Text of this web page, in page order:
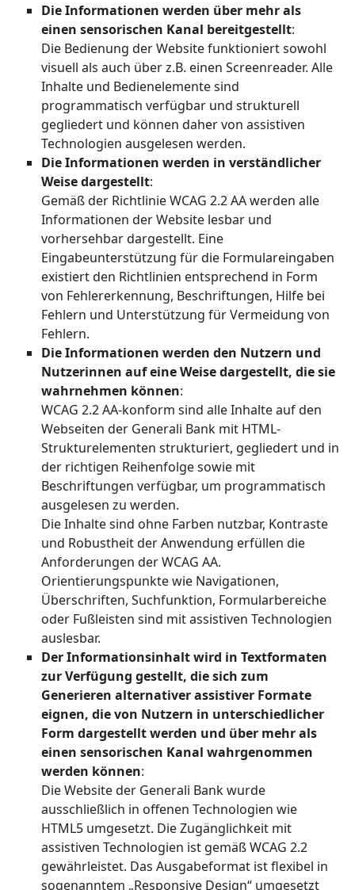
Die Informationen werden über mehr als
einen sensorischen Kanal bereitgestellt:
Die Bedienung der Website funktioniert sowohl
visuell als auch über z.B. einen Screenreader. Alle
Inhalte und Bedienelemente sind
programmatisch verfügbar und strukturell
gegliedert und können daher von assistiven
Technologien ausgelesen werden.
Die Informationen werden in verständlicher
Weise dargestellt:
Gemäß der Richtlinie WCAG 2.2 AA werden alle
Informationen der Website lesbar und
vorhersehbar dargestellt. Eine
Eingabeunterstützung für die Formulareingaben
existiert den Richtlinien entsprechend in Form
von Fehlererkennung, Beschriftungen, Hilfe bei
Fehlern und Unterstützung für Vermeidung von
Fehlern.
Die Informationen werden den Nutzern und
Nutzerinnen auf eine Weise dargestellt, die sie
wahrnehmen können:
WCAG 2.2 AA-konform sind alle Inhalte auf den
Webseiten der Generali Bank mit HTML-
Strukturelementen strukturiert, gegliedert und in
der richtigen Reihenfolge sowie mit
Beschriftungen verfügbar, um programmatisch
ausgelesen zu werden.
Die Inhalte sind ohne Farben nutzbar, Kontraste
und Robustheit der Anwendung erfüllen die
Anforderungen der WCAG AA.
Orientierungspunkte wie Navigationen,
Überschriften, Suchfunktion, Formularbereiche
oder Fußleisten sind mit assistiven Technologien
auslesbar.
Der Informationsinhalt wird in Textformaten
zur Verfügung gestellt, die sich zum
Generieren alternativer assistiver Formate
eignen, die von Nutzern in unterschiedlicher
Form dargestellt werden und über mehr als
einen sensorischen Kanal wahrgenommen
werden können:
Die Website der Generali Bank wurde
ausschließlich in offenen Technologien wie
HTML5 umgesetzt. Die Zugänglichkeit mit
assistiven Technologien ist gemäß WCAG 2.2
gewährleistet. Das Ausgabeformat ist flexibel in
sogenanntem „Responsive Design“ umgesetzt